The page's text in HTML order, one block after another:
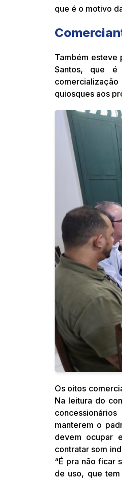
que é o motivo
Também esteve
Santos, que é
quiosques aos
Os oitos
Na leitura do
manterem o
devem ocupar
contratar som
“É pra não ficar
de uso, que